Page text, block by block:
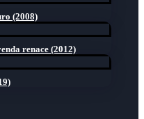
(2008)
renace (2012)